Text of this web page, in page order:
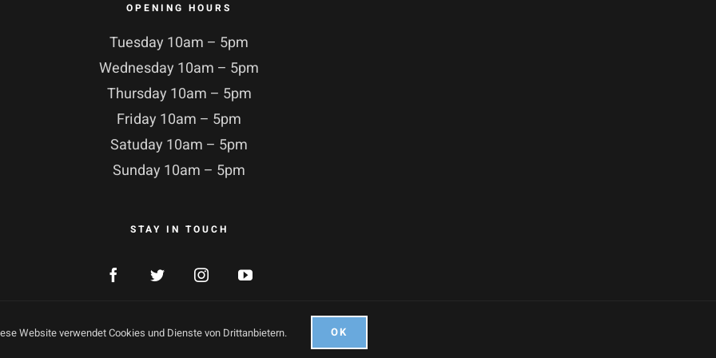
OPENING HOURS
Tuesday 10am – 5pm
Wednesday 10am – 5pm
Thursday 10am – 5pm
Friday 10am – 5pm
Satuday 10am – 5pm
Sunday 10am – 5pm
STAY IN TOUCH
© Copyright 2021 | ArtDaGio| Alle Recht vorbehalten
Website verwendet Cookies und Dienste von Drittanbietern. OK